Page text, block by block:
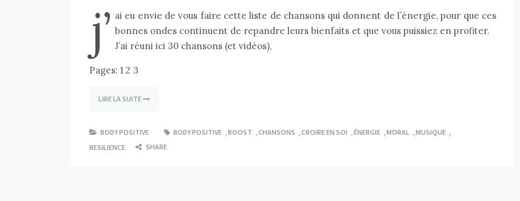
j’ ai eu envie de vous faire cette liste de chansons qui donnent de l’énergie, pour que ces
bonnes ondes continuent de repandre leurs bienfaits et que vous puissiez en profiter.
J’ai réuni ici 30 chansons (et vidéos),
Pages: 1 2 3
LIRE LA SUITE
BODY POSITIVE BODY POSITIVE BOOST CHANSONS CROIRE EN SOI ÉNERGIE MORAL MUSIQUE
RESILIENCE
SHARE